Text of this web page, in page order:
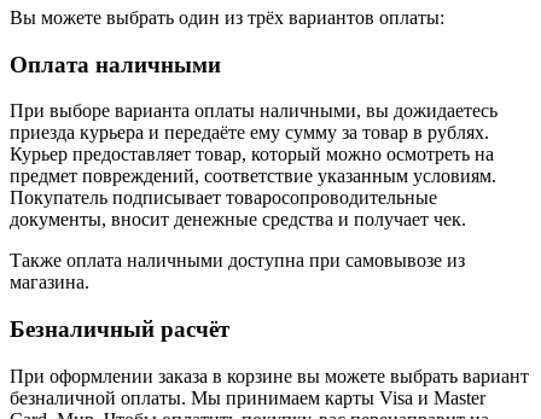
Вы можете выбрать один из трёх вариантов оплаты:
Оплата наличными
При выборе варианта оплаты наличными, вы дожидаетесь
приезда курьера и передаёте ему сумму за товар в рублях.
Курьер предоставляет товар, который можно осмотреть на
предмет повреждений, соответствие указанным условиям.
Покупатель подписывает товаросопроводительные
документы, вносит денежные средства и получает чек.
Также оплата наличными доступна при самовывозе из
магазина.
Безналичный расчёт
При оформлении заказа в корзине вы можете выбрать вариант
безналичной оплаты. Мы принимаем карты Visa и Master